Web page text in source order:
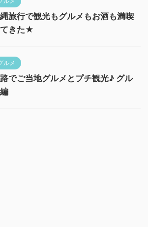
旅行で観光もグルメもお酒も満喫
てきた★
ルメ
でご当地グルメとプチ観光♪ グル